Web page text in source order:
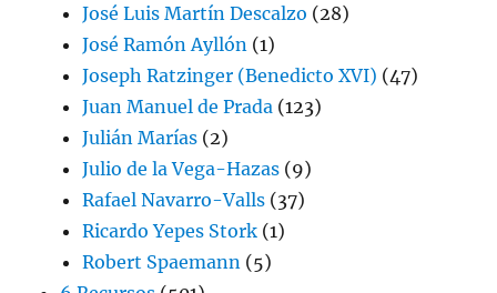
José Luis Martín Descalzo (28)
José Ramón Ayllón (1)
Joseph Ratzinger (Benedicto XVI) (47)
Juan Manuel de Prada (123)
Julián Marías (2)
Julio de la Vega-Hazas (9)
Rafael Navarro-Valls (37)
Ricardo Yepes Stork (1)
Robert Spaemann (5)